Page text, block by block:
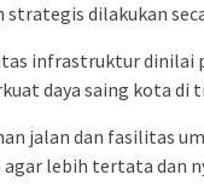
strategis dilakukan
infrastruktur dinilai
daya saing kota di
jalan dan fasilitas
agar lebih tertata dan